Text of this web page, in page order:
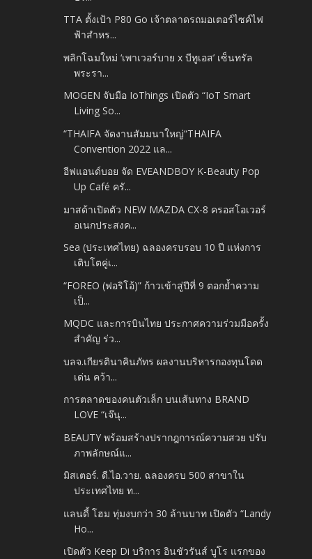
TTA ตั้งเป้า P80 Go เจ้าตลาดรถมอเตอร์ไซค์ไฟ
ฟ้าสำหร...
พลิกโฉมใหม่ ‘เพาเวอร์บาย x บีทูเอส’ เซ็นทรัล
พระรา...
MOGEN จับมือ IoThings เปิดตัว “IoT Smart
Living So...
“THAIFA จัดงานสัมมนาใหญ่“THAIFA
Convention 2022 แล...
อีฟแอนด์บอย จัด EVEANDBOY K-Beauty Pop
Up Café ครั...
มาสด้าเปิดตัว NEW MAZDA CX-8 ครอสโอเวอร์
อเนกประสงค...
Sea (ประเทศไทย) ฉลองครบรอบ 10 ปี แห่งการ
เติบโตคู่เ...
“FOREO (ฟอริโอ้)” ก้าวเข้าสู่ปีที่ 9 ตอกย้ำความ
เป็...
MQDC และการบินไทย ประกาศความร่วมมือครั้ง
สำคัญ ร่ว...
บลจ.เกียรตินาคินภัทร ผลงานบริหารกองทุนโดด
เด่น คว้า...
การตลาดของคนตัวเล็ก บนเส้นทาง BRAND
LOVE “เจ๊นุ...
BEAUTY พร้อมสร้างปรากฎการณ์ความสวย ปรับ
ภาพลักษณ์แ...
มิสเตอร์. ดี.ไอ.วาย. ฉลองครบ 500 สาขาใน
ประเทศไทย ท...
แลนดี้ โฮม ทุ่มงบกว่า 30 ล้านบาท เปิดตัว “Landy
Ho...
เปิดตัว Keep Di บริการ อินชัวรันส์ บูโร แรกของ